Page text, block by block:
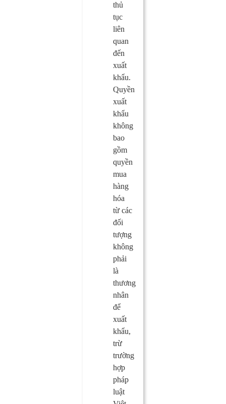
thủ
tục
liên
quan
đến
xuất
khẩu.
Quyền
xuất
khẩu
không
bao
gồm
quyền
mua
hàng
hóa
từ các
đối
tượng
không
phải
là
thương
nhân
để
xuất
khẩu,
trừ
trường
hợp
pháp
luật